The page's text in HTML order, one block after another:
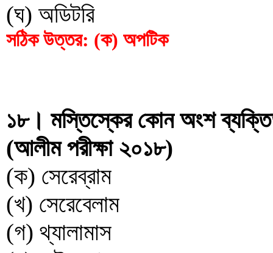
(ঘ) অডিটরি
সঠিক উত্তর: (ক) অপটিক
১৮। মস্তিস্কের কোন অংশ
(আলীম পরীক্ষা ২০১৮)
(ক) সেরেব্রাম
(খ) সেরেবেলাম
(গ) থ্যালামাস